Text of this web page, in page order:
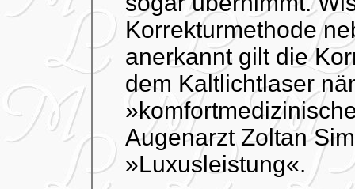
Korrekturmethode
anerkannt gilt die
dem Kaltlichtlaser
Augenarzt Zoltan
»Luxusleistung«.